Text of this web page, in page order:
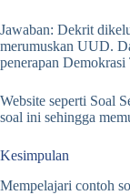
Jawaban: Dekrit
merumuskan UUD.
penerapan
Website seperti Soal
soal ini sehingga
Kesimpulan
Mempelajari contoh